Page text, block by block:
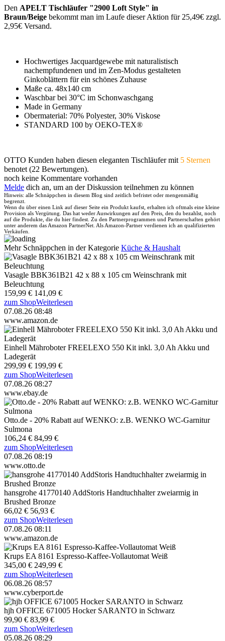
Den APELT Tischläufer "2900 Loft Style" in
Braun/Beige bekommt man im Laufe dieser Aktion für 25,49€ zzgl.
2,95€ Versand.
Hochwertiges Jacquardgewebe mit naturalistisch
nachempfundenen und im Zen-Modus gestalteten
Ginkoblättern für ein schönes Zuhause
Maße ca. 48x140 cm
Waschbar bei 30°C im Schonwaschgang
Made in Germany
Obermaterial: 70% Polyester, 30% Viskose
STANDARD 100 by OEKO-TEX®
OTTO Kunden haben diesen eleganten Tischläufer mit 5 Sternen
benotet (22 Bewertungen).
noch keine Kommentare vorhanden
Melde dich an, um an der Diskussion teilnehmen zu können
Hinweis: alle Schnäppchen in diesem Blog sind zeitlich befristet oder mengenmäßig
begrenzt.
Wenn du über einen Link auf dieser Seite ein Produkt kaufst, erhalten ich oftmals eine kleine
Provision als Vergütung. Das hat weder Auswirkungen auf den Preis, den du bezahlst, noch
auf die Produkte, die du hier findest. Zu den Partnerprogrammen und Partnerschaften gehört
unter anderem das Amazon PartnerNet. Als Amazon-Partner verdienen ich an qualifizierten
Verkäufen.
Mehr Schnäppchen in der Kategorie Küche & Haushalt
Vasagle BBK361B21 42 x 88 x 105 cm Weinschrank mit
Beleuchtung
159,99 € 141,09 €
zum ShopWeiterlesen
07.08.26 08:48
www.amazon.de
Einhell Mähroboter FREELEXO 550 Kit inkl. 3,0 Ah Akku und
Ladegerät
299,99 € 199,99 €
zum ShopWeiterlesen
07.08.26 08:27
www.ebay.de
Otto.de - 20% Rabatt auf WENKO: z.B. WENKO WC-Garnitur
Sulmona
106,24 € 84,99 €
zum ShopWeiterlesen
07.08.26 08:19
www.otto.de
hansgrohe 41770140 AddStoris Handtuchhalter zweiarmig in
Brushed Bronze
66,02 € 56,93 €
zum ShopWeiterlesen
07.08.26 08:11
www.amazon.de
Krups EA 8161 Espresso-Kaffee-Vollautomat Weiß
345,00 € 249,99 €
zum ShopWeiterlesen
06.08.26 08:57
www.cyberport.de
hjh OFFICE 671005 Hocker SARANTO in Schwarz
99,90 € 83,99 €
zum ShopWeiterlesen
05.08.26 08:29